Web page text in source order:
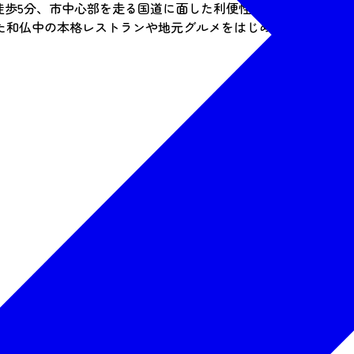
5分、市中心部を走る国道に面した利便性抜群のロケーショ
仏中の本格レストランや地元グルメをはじめとする70種類